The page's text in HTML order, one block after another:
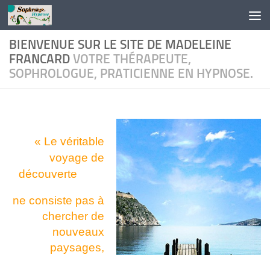
Skip to content
BIENVENUE SUR LE SITE DE MADELEINE
FRANCARD VOTRE THÉRAPEUTE,
SOPHROLOGUE, PRATICIENNE EN HYPNOSE.
« Le véritable
voyage de
découverte
ne consiste pas à
chercher de
nouveaux
paysages,